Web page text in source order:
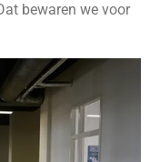
bewaren we voor